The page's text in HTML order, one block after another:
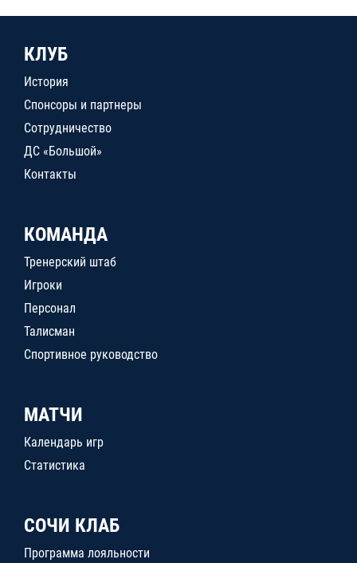
КЛУБ
История
Спонсоры и партнеры
Сотрудничество
ДС «Большой»
Контакты
КОМАНДА
Тренерский штаб
Игроки
Персонал
Талисман
Спортивное руководство
МАТЧИ
Календарь игр
Статистика
СОЧИ КЛАБ
Программа лояльности